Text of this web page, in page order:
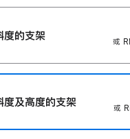
度的支架
或
度及高‍度的支‍架
或